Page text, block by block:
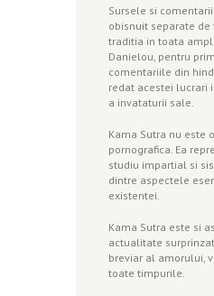
Sursele si
obisnuit separate de
traditia in toata
Danielou, pentru
comentariile din
redat acestei lucrari
a invataturii sale.
Kama Sutra nu este
pornografica. Ea
studiu impartial si
dintre aspectele
existentei.
Kama Sutra este si
actualitate
breviar al amorului,
toate timpurile.